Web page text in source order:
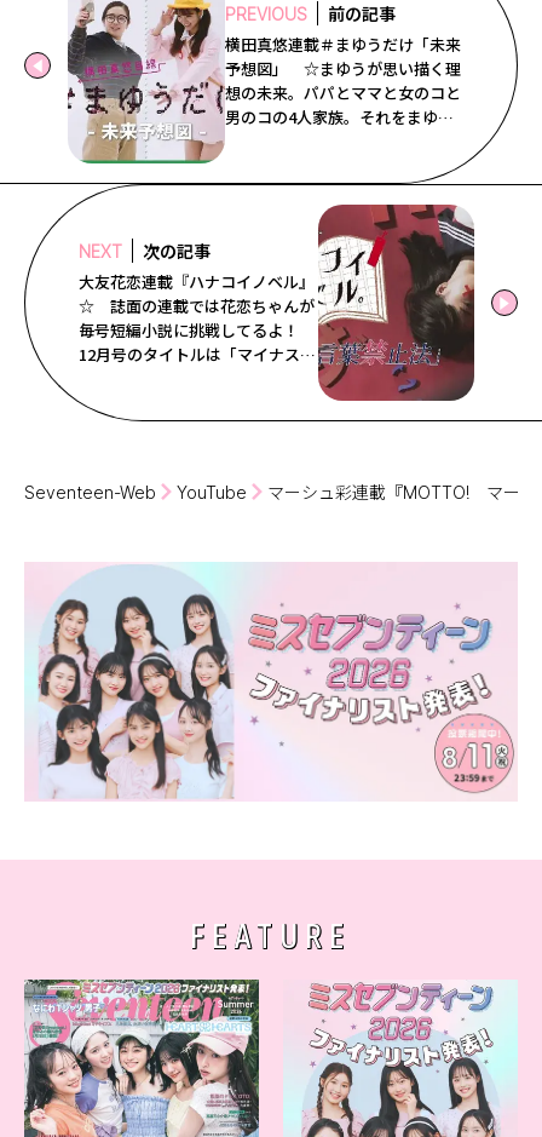
PREVIOUS 前の記事
横田真悠連載＃まゆうだけ「未来
予想図」 ☆まゆうが思い描く理
想の未来。パパとママと女のコと
男のコの4人家族。それをまゆう
が1人4役で演じててかわいすぎる
よー♡ ST１2月号ではこの撮影
のを完成形をチェックしてね☆
NEXT 次の記事
大友花恋連載『ハナコイノベル』
☆ 誌面の連載では花恋ちゃんが
毎号短編小説に挑戦してるよ！
12月号のタイトルは「マイナスコ
た未来の日本が舞台というちょっ
と不思議な物語。短編小説は誌面
Seventeen-Web YouTube マーシュ彩連載『MOTTO! マー
FEATURE